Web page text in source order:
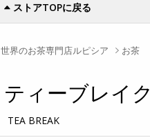
ストアTOPに戻る
世界のお茶専門店ルピシア お茶
ティーブレイク
TEA BREAK